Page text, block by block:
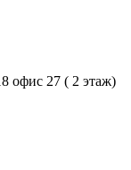
офис 27 ( 2 этаж)